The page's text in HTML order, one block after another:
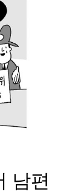
남편